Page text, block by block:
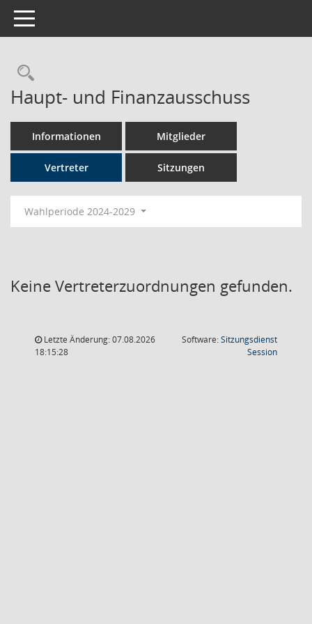
Toggle navigation
Rechercheauswahl
Haupt- und Finanzausschuss
Informationen Mitglieder
Vertreter Sitzungen
Wahlperiode 2024-2029
Keine Vertreterzuordnungen gefunden.
Letzte Änderung: 07.08.2026
18:15:28
Software:Sitzungsdienst
Session(Wird in